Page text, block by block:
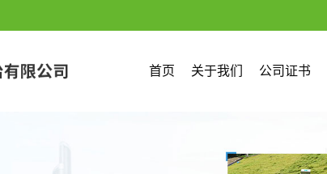
首页 关于我们 公司证书